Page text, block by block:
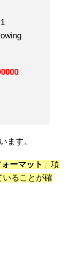
ます。
ォーマット 」項
いることが確